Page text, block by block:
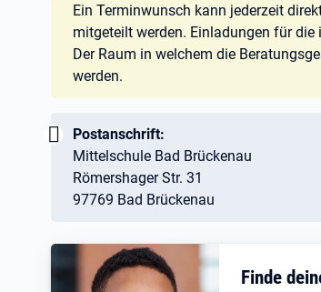
Ein Terminwunsch kann jederzeit
mitgeteilt werden. Einladungen für
Der Raum in welchem die
werden.
Wichtig:
Postanschrift:
Mittelschule Bad Brückenau
Römershager Str. 31
97769 Bad Brückenau
Finde